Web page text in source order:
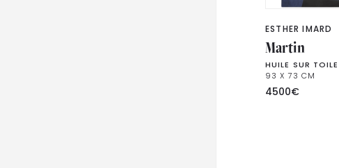
ESTHER IMARD
Martin
HUILE SUR TOILE
93 X 73 CM
4500€